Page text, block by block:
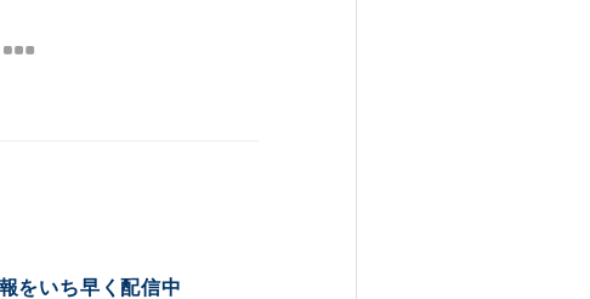
をいち早く配信中